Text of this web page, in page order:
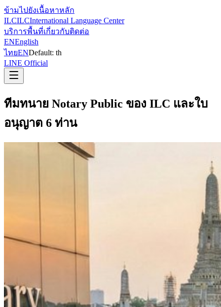
ข้ามไปยังเนื้อหาหลัก
ILCILCInternational Language Center
บริการพื้นที่เกี่ยวกับติดต่อ
ENEnglish
ไทยENDefault: th
LINE Official
ทีมทนาย Notary Public ของ ILC และใบ
อนุญาต 6 ท่าน